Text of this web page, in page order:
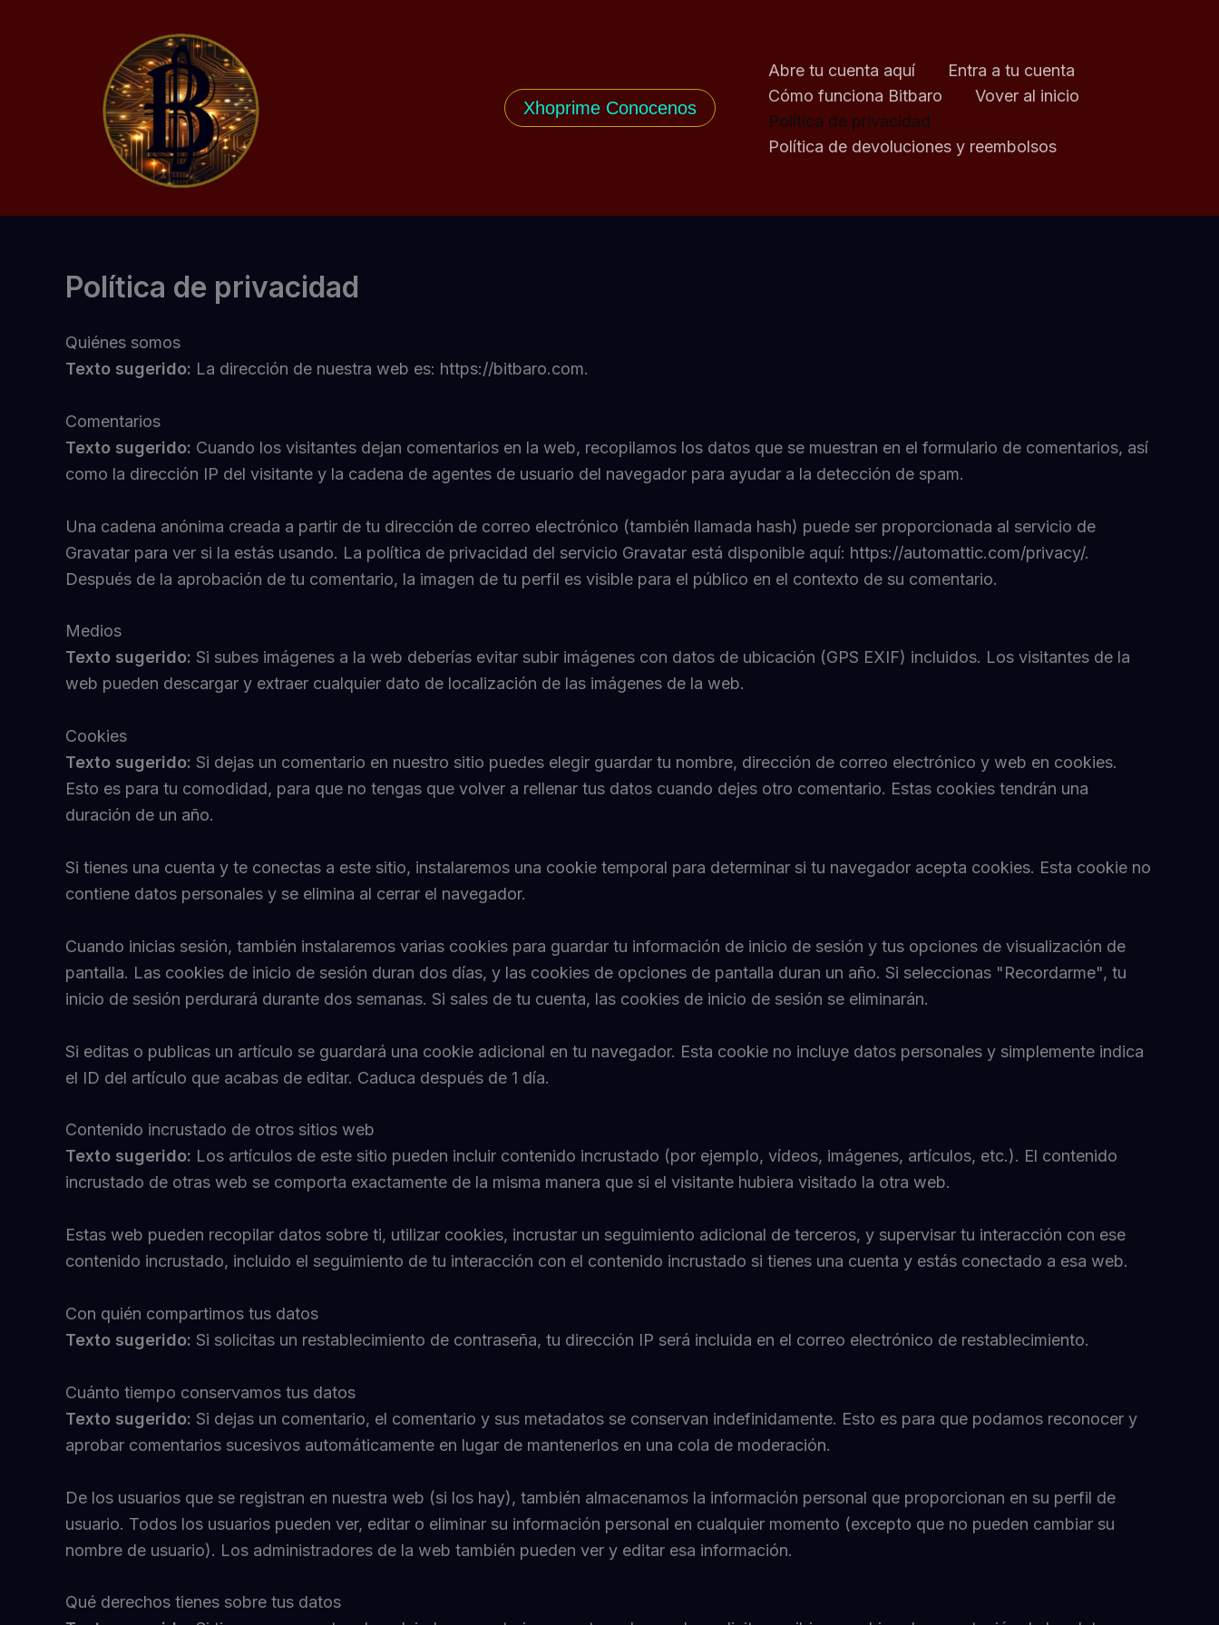
Xhoprime Conocenos
Abre tu cuenta aquí
Entra a tu cuenta
Cómo funciona Bitbaro
Vover al inicio
Política de privacidad
Política de devoluciones y reembolsos
Política de privacidad
Quiénes somos
Texto sugerido: La dirección de nuestra web es: https://bitbaro.com.
Comentarios
Texto sugerido: Cuando los visitantes dejan comentarios en la web, recopilamos los datos que se muestran en el formulario de comentarios, así
como la dirección IP del visitante y la cadena de agentes de usuario del navegador para ayudar a la detección de spam.
Una cadena anónima creada a partir de tu dirección de correo electrónico (también llamada hash) puede ser proporcionada al servicio de
Gravatar para ver si la estás usando. La política de privacidad del servicio Gravatar está disponible aquí: https://automattic.com/privacy/.
Después de la aprobación de tu comentario, la imagen de tu perfil es visible para el público en el contexto de su comentario.
Medios
Texto sugerido: Si subes imágenes a la web deberías evitar subir imágenes con datos de ubicación (GPS EXIF) incluidos. Los visitantes de la
web pueden descargar y extraer cualquier dato de localización de las imágenes de la web.
Cookies
Texto sugerido: Si dejas un comentario en nuestro sitio puedes elegir guardar tu nombre, dirección de correo electrónico y web en cookies.
Esto es para tu comodidad, para que no tengas que volver a rellenar tus datos cuando dejes otro comentario. Estas cookies tendrán una
duración de un año.
Si tienes una cuenta y te conectas a este sitio, instalaremos una cookie temporal para determinar si tu navegador acepta cookies. Esta cookie no
contiene datos personales y se elimina al cerrar el navegador.
Cuando inicias sesión, también instalaremos varias cookies para guardar tu información de inicio de sesión y tus opciones de visualización de
pantalla. Las cookies de inicio de sesión duran dos días, y las cookies de opciones de pantalla duran un año. Si seleccionas "Recordarme", tu
inicio de sesión perdurará durante dos semanas. Si sales de tu cuenta, las cookies de inicio de sesión se eliminarán.
Si editas o publicas un artículo se guardará una cookie adicional en tu navegador. Esta cookie no incluye datos personales y simplemente indica
el ID del artículo que acabas de editar. Caduca después de 1 día.
Contenido incrustado de otros sitios web
Texto sugerido: Los artículos de este sitio pueden incluir contenido incrustado (por ejemplo, vídeos, imágenes, artículos, etc.). El contenido
incrustado de otras web se comporta exactamente de la misma manera que si el visitante hubiera visitado la otra web.
Estas web pueden recopilar datos sobre ti, utilizar cookies, incrustar un seguimiento adicional de terceros, y supervisar tu interacción con ese
contenido incrustado, incluido el seguimiento de tu interacción con el contenido incrustado si tienes una cuenta y estás conectado a esa web.
Con quién compartimos tus datos
Texto sugerido: Si solicitas un restablecimiento de contraseña, tu dirección IP será incluida en el correo electrónico de restablecimiento.
Cuánto tiempo conservamos tus datos
Texto sugerido: Si dejas un comentario, el comentario y sus metadatos se conservan indefinidamente. Esto es para que podamos reconocer y
aprobar comentarios sucesivos automáticamente en lugar de mantenerlos en una cola de moderación.
De los usuarios que se registran en nuestra web (si los hay), también almacenamos la información personal que proporcionan en su perfil de
usuario. Todos los usuarios pueden ver, editar o eliminar su información personal en cualquier momento (excepto que no pueden cambiar su
nombre de usuario). Los administradores de la web también pueden ver y editar esa información.
Qué derechos tienes sobre tus datos